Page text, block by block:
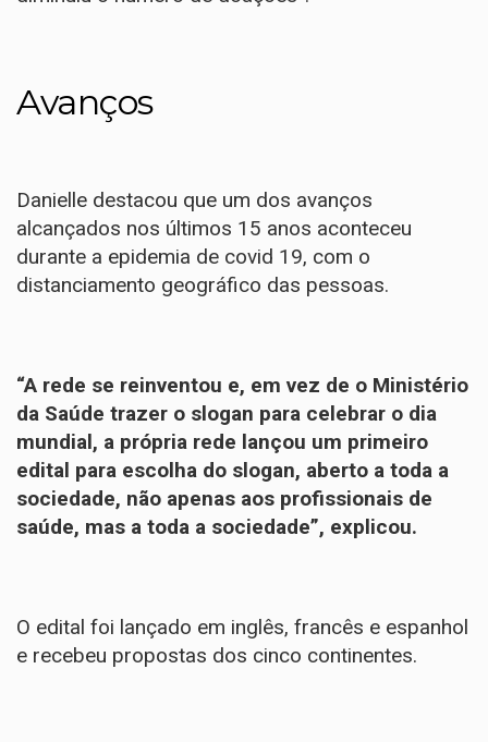
Avanços
Danielle destacou que um dos avanços
alcançados nos últimos 15 anos aconteceu
durante a epidemia de covid 19, com o
distanciamento geográfico das pessoas.
“A rede se reinventou e, em vez de o Ministério
da Saúde trazer o slogan para celebrar o dia
mundial, a própria rede lançou um primeiro
edital para escolha do slogan, aberto a toda a
sociedade, não apenas aos profissionais de
saúde, mas a toda a sociedade”, explicou.
O edital foi lançado em inglês, francês e espanhol
e recebeu propostas dos cinco continentes.